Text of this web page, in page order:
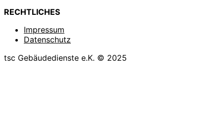
RECHTLICHES
Impressum
Datenschutz
tsc Gebäudedienste e.K. © 2025